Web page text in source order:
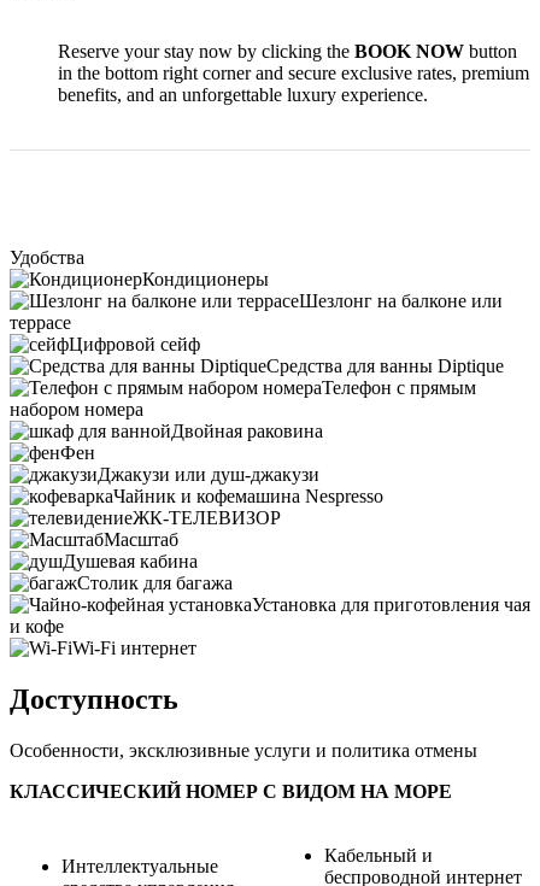
Reserve your stay now by clicking the BOOK NOW button
in the bottom right corner and secure exclusive rates, premium
benefits, and an unforgettable luxury experience.
Удобства
Кондиционеры
Шезлонг на балконе или
террасе
Цифровой сейф
Средства для ванны Diptique
Телефон с прямым
набором номера
Двойная раковина
Фен
Джакузи или душ-джакузи
Чайник и кофемашина Nespresso
ЖК-ТЕЛЕВИЗОР
Масштаб
Душевая кабина
Столик для багажа
Установка для приготовления чая
и кофе
Wi-Fi интернет
Доступность
Особенности, эксклюзивные услуги и политика отмены
КЛАССИЧЕСКИЙ НОМЕР С ВИДОМ НА МОРЕ
Интеллектуальные
Кабельный и
беспроводной интернет